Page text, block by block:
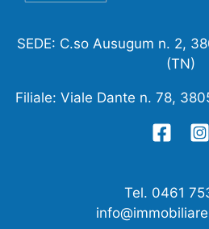
SEDE: C.so Ausugum n. 2,
(TN)
Filiale: Viale Dante n. 78,
Tel. 0461